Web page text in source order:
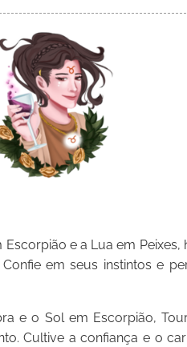
e a Lua em Peixes,
em seus instintos e
e o Sol em Escorpião,
Cultive a confiança e o